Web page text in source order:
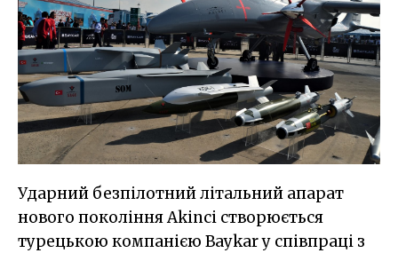
Ударний безпілотний літальний апарат
нового покоління Akinci створюється
турецькою компанією Baykar у співпраці з